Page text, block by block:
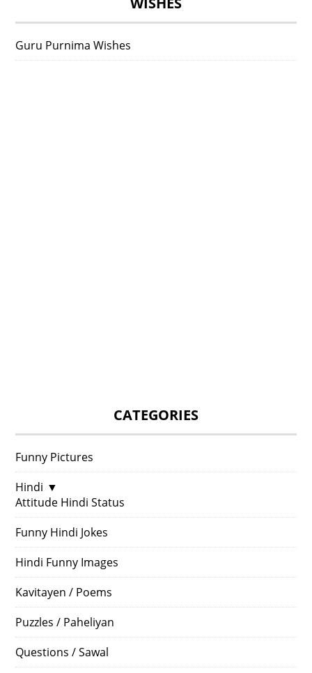
Guru Purnima Wishes
CATEGORIES
Funny Pictures
Hindi ▼
Attitude Hindi Status
Funny Hindi Jokes
Hindi Funny Images
Kavitayen / Poems
Puzzles / Paheliyan
Questions / Sawal